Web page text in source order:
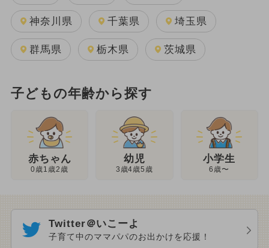
神奈川県 千葉県 埼玉県
群馬県 栃木県 茨城県
子どもの年齢から探す
赤ちゃん
0歳1歳2歳
幼児
3歳4歳5歳
小学生
6歳〜
Twitter＠いこーよ
子育て中のママパパのお出かけを応援！